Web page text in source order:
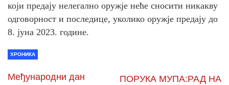
који предају нелегално оружје неће сносити никакву
одговорност и последице, уколико оружје предају до
8. јуна 2023. године.
ХРОНИКА
Међународни дан
ПОРУКА МУПА:РАД НА